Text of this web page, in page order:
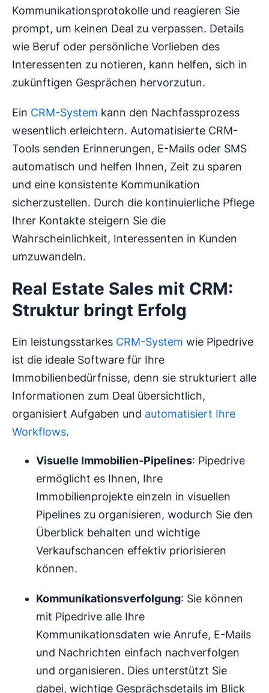
Kommunikationsprotokolle und reagieren Sie
prompt, um keinen Deal zu verpassen. Details
wie Beruf oder persönliche Vorlieben des
Interessenten zu notieren, kann helfen, sich in
zukünftigen Gesprächen hervorzutun.
Ein CRM-System kann den Nachfassprozess
wesentlich erleichtern. Automatisierte CRM-
Tools senden Erinnerungen, E-Mails oder SMS
automatisch und helfen Ihnen, Zeit zu sparen
und eine konsistente Kommunikation
sicherzustellen. Durch die kontinuierliche Pflege
Ihrer Kontakte steigern Sie die
Wahrscheinlichkeit, Interessenten in Kunden
umzuwandeln.
Real Estate Sales mit CRM:
Struktur bringt Erfolg
Ein leistungsstarkes CRM-System wie Pipedrive
ist die ideale Software für Ihre
Immobilienbedürfnisse, denn sie strukturiert alle
Informationen zum Deal übersichtlich,
organisiert Aufgaben und automatisiert Ihre
Workflows.
Visuelle Immobilien-Pipelines: Pipedrive
ermöglicht es Ihnen, Ihre
Immobilienprojekte einzeln in visuellen
Pipelines zu organisieren, wodurch Sie den
Überblick behalten und wichtige
Verkaufschancen effektiv priorisieren
können.
Kommunikationsverfolgung: Sie können
mit Pipedrive alle Ihre
Kommunikationsdaten wie Anrufe, E-Mails
und Nachrichten einfach nachverfolgen
und organisieren. Dies unterstützt Sie
dabei, wichtige Gesprächsdetails im Blick